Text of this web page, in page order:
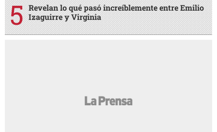
Revelan lo qué pasó increíblemente entre Emilio
Izaguirre y Virginia